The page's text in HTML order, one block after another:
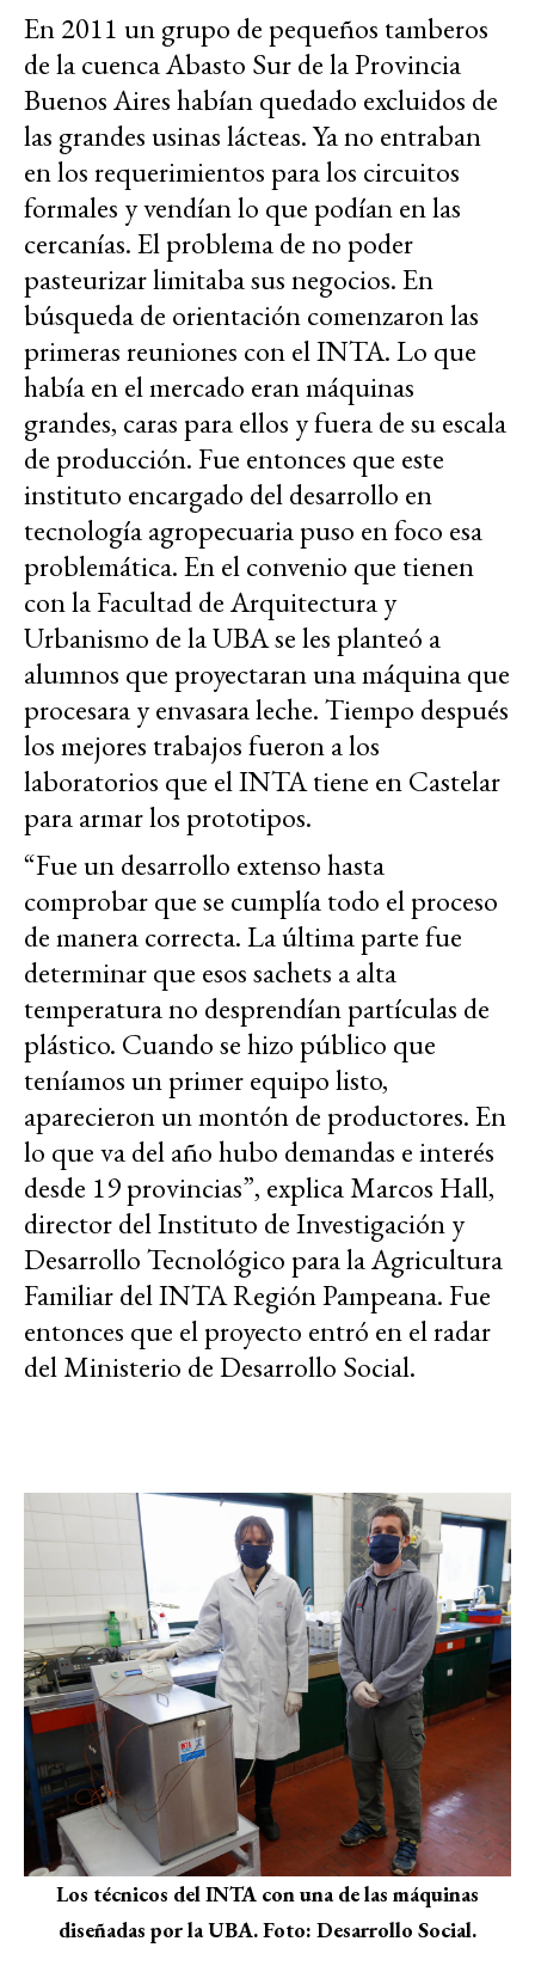
En 2011 un grupo de pequeños tamberos
de la cuenca Abasto Sur de la Provincia
Buenos Aires habían quedado excluidos de
las grandes usinas lácteas. Ya no entraban
en los requerimientos para los circuitos
formales y vendían lo que podían en las
cercanías. El problema de no poder
pasteurizar limitaba sus negocios. En
búsqueda de orientación comenzaron las
primeras reuniones con el INTA. Lo que
había en el mercado eran máquinas
grandes, caras para ellos y fuera de su escala
de producción. Fue entonces que este
instituto encargado del desarrollo en
tecnología agropecuaria puso en foco esa
problemática. En el convenio que tienen
con la Facultad de Arquitectura y
Urbanismo de la UBA se les planteó a
alumnos que proyectaran una máquina que
procesara y envasara leche. Tiempo después
los mejores trabajos fueron a los
laboratorios que el INTA tiene en Castelar
para armar los prototipos.
“Fue un desarrollo extenso hasta
comprobar que se cumplía todo el proceso
de manera correcta. La última parte fue
determinar que esos sachets a alta
temperatura no desprendían partículas de
plástico. Cuando se hizo público que
teníamos un primer equipo listo,
aparecieron un montón de productores. En
lo que va del año hubo demandas e interés
desde 19 provincias”, explica Marcos Hall,
director del Instituto de Investigación y
Desarrollo Tecnológico para la Agricultura
Familiar del INTA Región Pampeana. Fue
entonces que el proyecto entró en el radar
del Ministerio de Desarrollo Social.
Los técnicos del INTA con una de las máquinas
diseñadas por la UBA. Foto: Desarrollo Social.